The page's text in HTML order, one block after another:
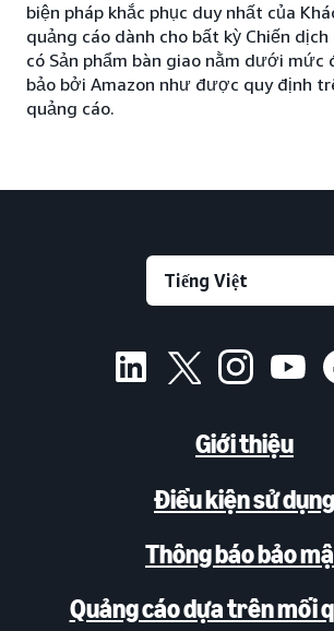
biện pháp khắc phục duy nhất của
quảng cáo dành cho bất kỳ Chiến
có Sản phẩm bàn giao nằm dưới mức
bảo bởi Amazon như được quy định
quảng cáo.
Giới thiệu
Điều kiện sử dụng
Thông báo bảo
Quảng cáo dựa trên mối